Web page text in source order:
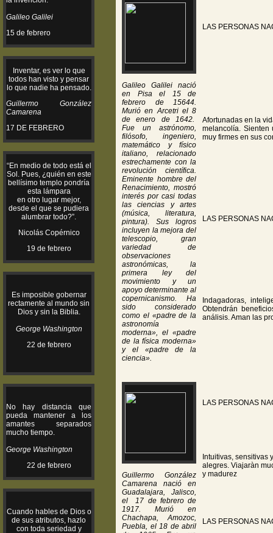
Galileo Galilei
15 de febrero
Inventar, es ver lo que
todos han visto y pensar
lo que nadie ha pensado.
Guillermo González
Camarena
17 DE FEBRERO
“En medio de todo está el
Sol. Pues, ¿quién en este
bellísimo templo pondría
esta lámpara
en otro lugar mejor,
desde el que se pudiera
alumbrar todo?”.
Nicolás Copérnico
19 de febrero
Es imposible gobernar
rectamente al mundo sin
Dios y sin la Biblia.
George Washington
22 de febrero
No hay distancia que
pueda mantener a los
amantes separados
mucho tiempo.
George Washington
22 de febrero
Cuando hables de Dios o
de sus atributos, hazlo
con toda seriedad y
Galileo Galilei nació
en Pisa el 15 de
febrero de 15644.
Murió en Arcetri el 8
de enero de 1642.
Fue un astrónomo,
filósofo, ingeniero,
matemático y físico
italiano, relacionado
estrechamente con la
revolución científica.
Eminente hombre del
Renacimiento, mostró
interés por casi todas
las ciencias y artes
(música, literatura,
pintura). Sus logros
incluyen la mejora del
telescopio, gran
variedad de
observaciones
astronómicas, la
primera ley del
movimiento y un
apoyo determinante al
copernicanismo. Ha
sido considerado
como el «padre de la
astronomía
moderna», el «padre
de la física moderna»
y el «padre de la
ciencia».
LAS PERSONAS
Afortunadas en la
melancolía.
muy firmes en sus
LAS PERSONAS
Indagadoras,
Obtendrán
análisis. Aman las
Guillermo González
Camarena nació en
Guadalajara, Jalisco,
el 17 de febrero de
1917. Murió en
Chachapa, Amozoc,
Puebla, el 18 de abril
LAS PERSONAS
Intuitivas, sensitivas
alegres. Viajaràn
y madurez
LAS PERSONAS